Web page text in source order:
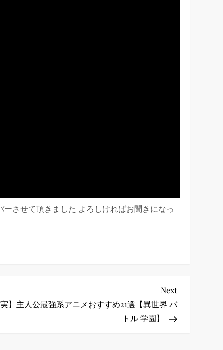
させて頂きました よろしければお聞きになっ
Next
Post
Next
実】主人公最強系アニメおすすめ21選【異世界 バ
トル 学園】